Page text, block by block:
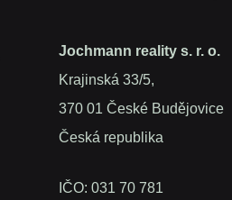
Jochmann reality s. r. o.
Krajinská 33/5,
370 01 České Budějovice
Česká republika
IČO: 031 70 781